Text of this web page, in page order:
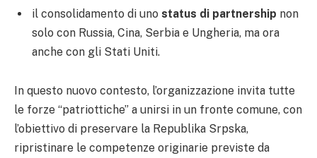
il consolidamento di uno status di partnership non
solo con Russia, Cina, Serbia e Ungheria, ma ora
anche con gli Stati Uniti.
In questo nuovo contesto, l’organizzazione invita tutte
le forze “patriottiche” a unirsi in un fronte comune, con
l’obiettivo di preservare la Republika Srpska,
ripristinare le competenze originarie previste da